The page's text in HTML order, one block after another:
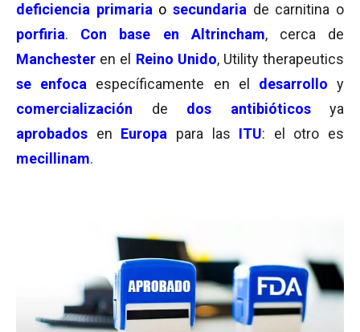
deficiencia primaria o secundaria de carnitina o
porfiria. Con base en Altrincham, cerca de
Manchester en el Reino Unido, Utility therapeutics
se enfoca específicamente en el desarrollo y
comercialización de dos antibióticosya
aprobados en Europa para las ITU: el otro es
mecillinam.